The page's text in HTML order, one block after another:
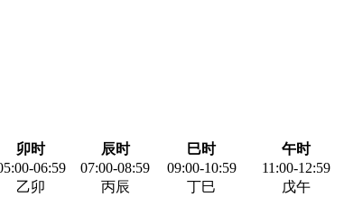
卯时 辰时 巳时 午时
06:59 07:00-08:59 09:00-10:59 11:00-12:59
乙卯 丙辰 丁巳 戊午